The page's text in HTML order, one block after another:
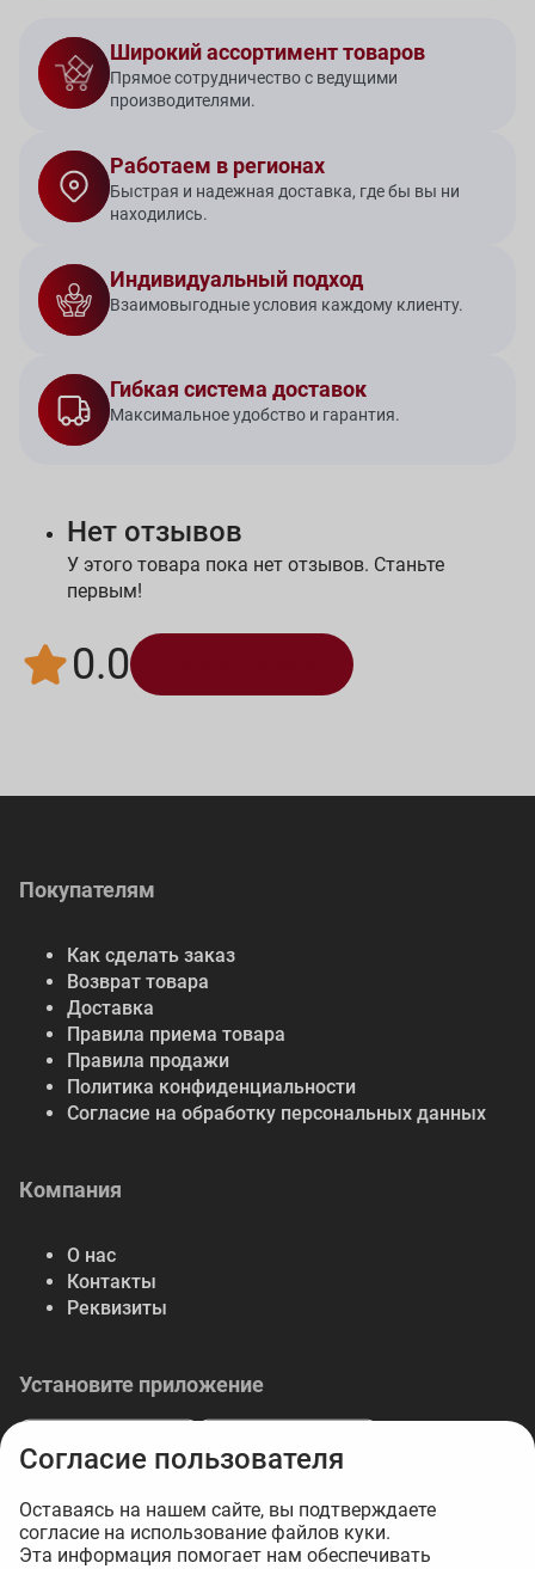
Широкий ассортимент товаров
Прямое сотрудничество с ведущими
производителями.
Работаем в регионах
Быстрая и надежная доставка, где бы вы ни
находились.
Индивидуальный подход
Взаимовыгодные условия каждому клиенту.
Гибкая система доставок
Максимальное удобство и гарантия.
Нет отзывов
У этого товара пока нет отзывов. Станьте
первым!
0.0
Покупателям
Как сделать заказ
Возврат товара
Доставка
Правила приема товара
Правила продажи
Политика конфиденциальности
Согласие на обработку персональных данных
Компания
О нас
Контакты
Реквизиты
Установите приложение
© 2026 Либерте — весь спектр отделочных
Согласие пользователя
Оставаясь на нашем сайте, вы подтверждаете
согласие на использование файлов куки.
Эта информация помогает нам обеспечивать